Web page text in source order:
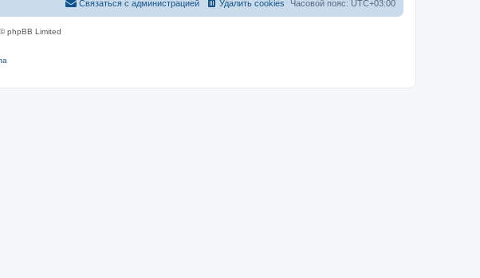
Часовой пояс: UTC+03:00
Удалить cookies
Связаться с администрацией
phpBB Limited